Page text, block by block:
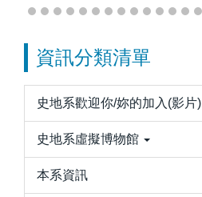
資訊分類清單
史地系歡迎你/妳的加入(影片)
史地系虛擬博物館
本系資訊